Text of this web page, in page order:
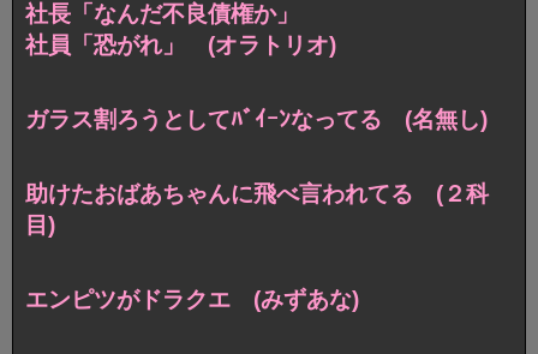
社長「なんだ不良債権か」
社員「恐がれ」 (オラトリオ)
ガラス割ろうとしてﾊﾞｲｰﾝなってる (名無し)
助けたおばあちゃんに飛べ言われてる (２科
目)
エンピツがドラクエ (みずあな)